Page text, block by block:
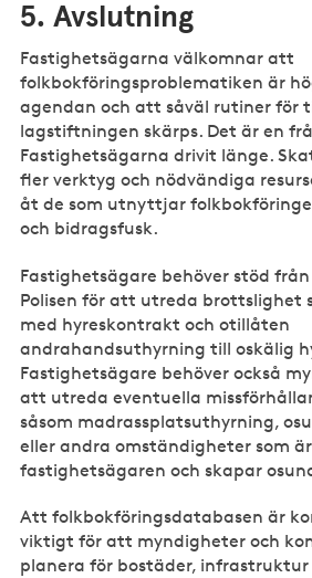
5. Avslutning
Fastighetsägarna välkomnar att
folkbokföringsproblematiken är
agendan och att såväl rutiner för
lagstiftningen skärps. Det är en
Fastighetsägarna drivit länge.
fler verktyg och nödvändiga
åt de som utnyttjar
och bidragsfusk.
Fastighetsägare behöver stöd
Polisen för att utreda brottslighet
med hyreskontrakt och otillåten
andrahandsuthyrning till oskälig
Fastighetsägare behöver också
att utreda eventuella
såsom madrassplatsuthyrning,
eller andra omständigheter som
fastighetsägaren och skapar
Att folkbokföringsdatabasen är
viktigt för att myndigheter och
planera för bostäder, infrastruktur